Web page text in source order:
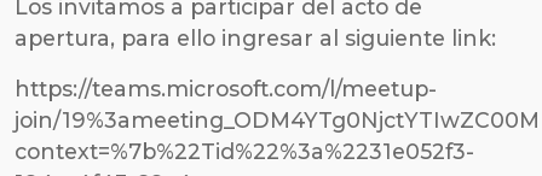
Los invitamos a participar del acto de
apertura, para ello ingresar al siguiente link:
https://teams.microsoft.com/l/meetup-
join/
context=%7b%22Tid%22%3a%2231e052f3-